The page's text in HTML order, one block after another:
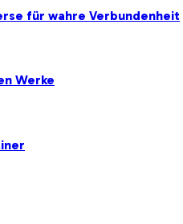
für wahre Verbundenheit
Werke